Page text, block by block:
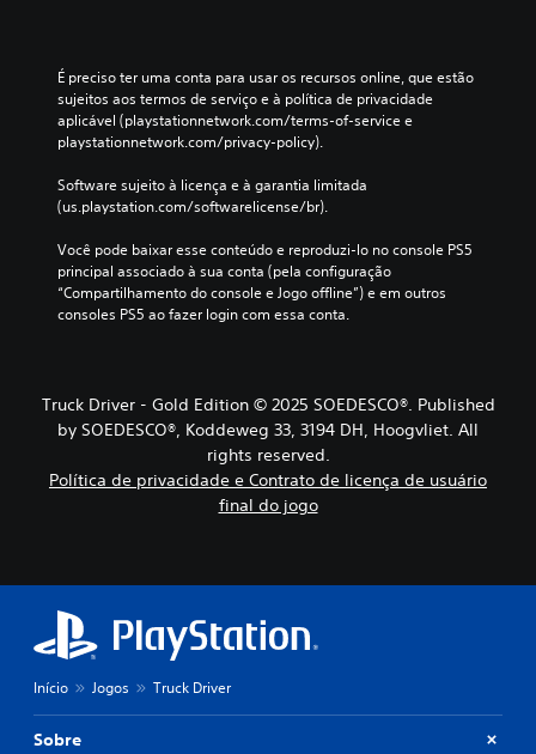
É preciso ter uma conta para usar os recursos online, que estão
sujeitos aos termos de serviço e à política de privacidade
aplicável (playstationnetwork.com/terms-of-service e
playstationnetwork.com/privacy-policy).
Software sujeito à licença e à garantia limitada
(us.playstation.com/softwarelicense/br).
Você pode baixar esse conteúdo e reproduzi-lo no console PS5
principal associado à sua conta (pela configuração
“Compartilhamento do console e Jogo offline”) e em outros
consoles PS5 ao fazer login com essa conta.
Truck Driver - Gold Edition © 2025 SOEDESCO®. Published
by SOEDESCO®, Koddeweg 33, 3194 DH, Hoogvliet. All
rights reserved.
Política de privacidade e Contrato de licença de usuário
final do jogo
Início Jogos Truck Driver
Sobre